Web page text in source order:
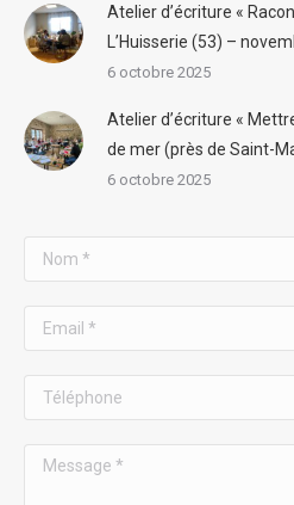
Atelier d’écriture «
L’Huisserie (53) –
6 octobre 2025
Atelier d’écriture «
de mer (près de Saint-
6 octobre 2025